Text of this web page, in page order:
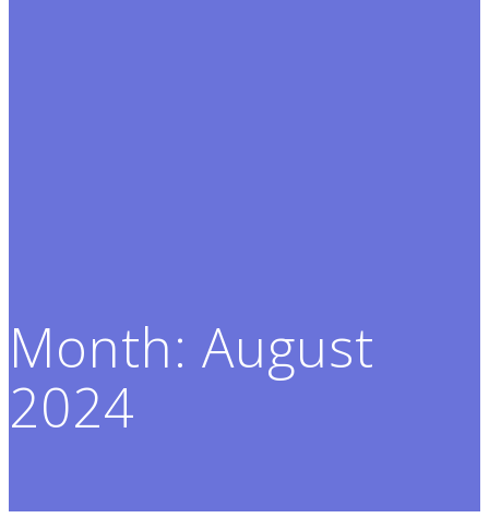
Month:August
2024